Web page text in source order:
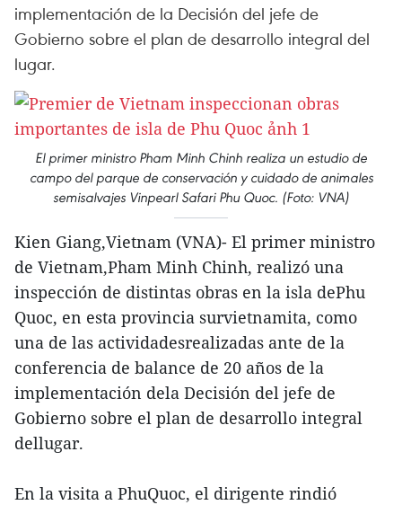
implementación de la Decisión del jefe de
Gobierno sobre el plan de desarrollo integral del
lugar.
El primer ministro Pham Minh Chinh realiza un estudio de
campo del parque de conservación y cuidado de animales
semisalvajes Vinpearl Safari Phu Quoc. (Foto: VNA)
Kien Giang,Vietnam (VNA)- El primer ministro
de Vietnam,Pham Minh Chinh, realizó una
inspección de distintas obras en la isla dePhu
Quoc, en esta provincia survietnamita, como
una de las actividadesrealizadas ante de la
conferencia de balance de 20 años de la
implementación dela Decisión del jefe de
Gobierno sobre el plan de desarrollo integral
dellugar.
En la visita a PhuQuoc, el dirigente rindió